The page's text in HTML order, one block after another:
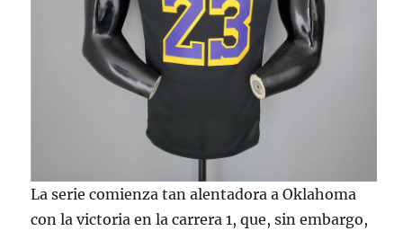
La serie comienza tan alentadora a Oklahoma
con la victoria en la carrera 1, que, sin embargo,